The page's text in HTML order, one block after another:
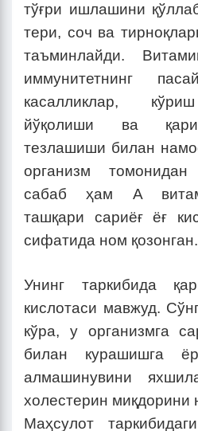
тўғри ишлашини
тери, соч ва
таъминлайди.
иммунитетнинг
касалликлар,
йўқолиши ва
тезлашиши билан
организм
сабаб ҳам A
ташқари сариёғ ёғ
сифатида ном қозонган.
Унинг таркибида
кислотаси мавжуд.
кўра, у организмга
билан курашишга
алмашинувини
холестерин
Маҳсулот